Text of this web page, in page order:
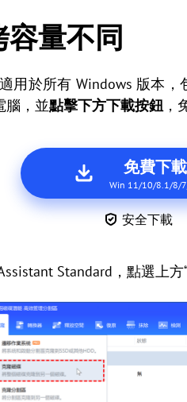
量不同
用於所有 Windows 版本
腦，並點擊下方下載按鈕 ，
免費下載
Win 11/10/8.1/8/
安全下載
Standard，點選上方